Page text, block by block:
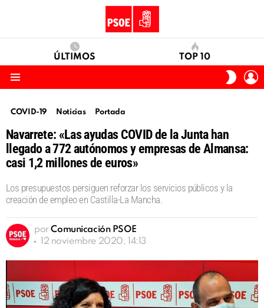
ÚLTIMOS TOP 10
SKIN
COVID-19 Noticias Portada
Navarrete: «Las ayudas COVID de la Junta han
llegado a 772 autónomos y empresas de Almansa:
casi 1,2 millones de euros»
Los presupuestos persiguen reforzar los servicios públicos y la
creación de empleo en Castilla-La Mancha.
por Comunicación PSOE
12 noviembre 2020, 14:13